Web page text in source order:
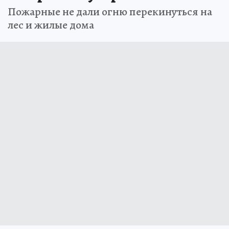
Пожарные не дали огню перекинуться на
лес и жилые дома